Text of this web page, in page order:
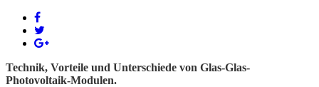
Technik, Vorteile und Unterschiede von Glas-Glas-
Photovoltaik-Modulen.